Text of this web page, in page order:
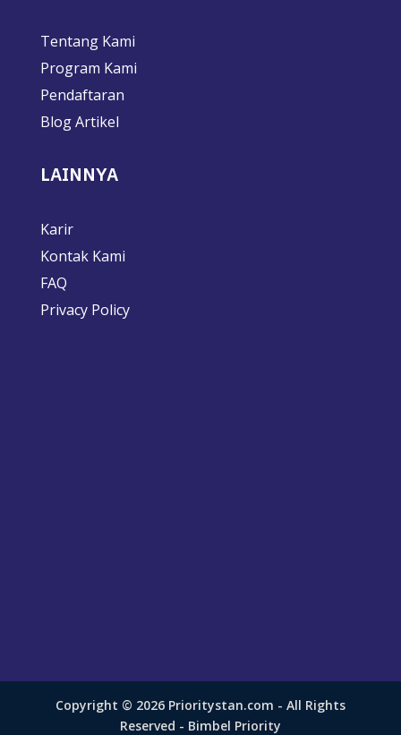
Tentang Kami
Program Kami
Pendaftaran
Blog Artikel
LAINNYA
Karir
Kontak Kami
FAQ
Privacy Policy
Copyright © 2026 Prioritystan.com - All Rights
Reserved - Bimbel Priority